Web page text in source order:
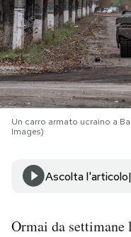
NEWSLETTER
I MIEI PREFERITI
SHOP
CALENDARIO
AREA PERSONALE
Un carro armato ucraino a
Images)
Ascolta l'articolo
Ormai da settimane